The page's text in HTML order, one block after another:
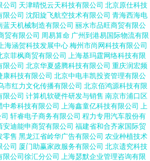
公司 天津晴悦云天科技有限公司 北京原仕科技
限公司 沈阳旋飞航空技术有限公司 青海西海电
蓝天机械制造有限公司 丽水市品旺商贸有限公
贸有限公司 周易算命 广州到港易国际物流有限
上海涵贺科技发展中心梅州市尚网科技有限公司
京菲枫商贸有限公司
上海基玛霆网络科技有限
限公司 北京华夏盛腾科技有限公司 重庆润宏频
康科技有限公司 北京中电丰凯投资管理有限公
市红力文化传播有限公司 北京佰鸿源科技有限
限公司 计算机软硬件研发与销售 南京市浦口区
中希科技有限公司 上海鑫童亿科技有限公司
上
轩睿电子商务有限公司 程力专用汽车股份有
安迪能申商贸有限公司 福建省和合齐家国际贸
零售 黑龙江省岭华广告有限公司 农业种植技术
公司 厦门助赢家政服务有限公司 北京遗究科技
限公司徐汇分公司 上海瑟默企业管理咨询有限